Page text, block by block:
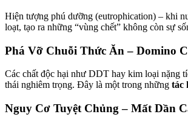
Hiện tượng phú dưỡng (eutrophication) – khi
loạt, tạo ra những “vùng chết” không còn sự
Phá Vỡ Chuỗi Thức Ăn – Domino
Các chất độc hại như DDT hay kim loại nặng
thái nghiêm trọng. Đây là một trong những tác
Nguy Cơ Tuyệt Chủng – Mất Dần